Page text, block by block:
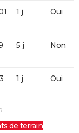
1 j Oui
5 j Non
1 j Oui
de terrain